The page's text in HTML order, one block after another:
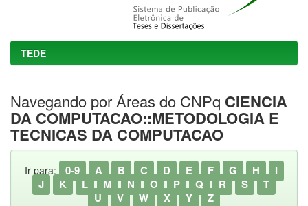
TEDE
Navegando por Áreas do CNPq CIENCIA
DA COMPUTACAO::METODOLOGIA E
TECNICAS DA COMPUTACAO
Ir para: 0-9 A B C D E F G H
I
J
K L M N O P Q R S
T
U
V W X Y Z